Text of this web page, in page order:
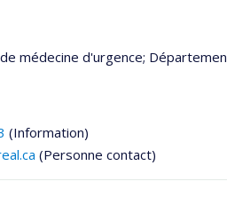
médecine d'urgence;
(Information)
(Personne contact)